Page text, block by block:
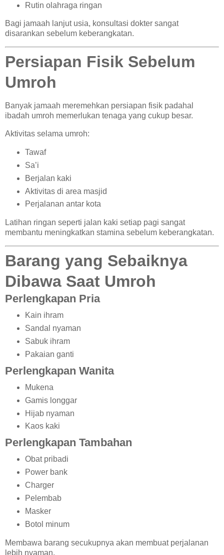
Rutin olahraga ringan
Bagi jamaah lanjut usia, konsultasi dokter sangat
disarankan sebelum keberangkatan.
Persiapan Fisik Sebelum
Umroh
Banyak jamaah meremehkan persiapan fisik padahal
ibadah umroh memerlukan tenaga yang cukup besar.
Aktivitas selama umroh:
Tawaf
Sa’i
Berjalan kaki
Aktivitas di area masjid
Perjalanan antar kota
Latihan ringan seperti jalan kaki setiap pagi sangat
membantu meningkatkan stamina sebelum keberangkatan.
Barang yang Sebaiknya
Dibawa Saat Umroh
Perlengkapan Pria
Kain ihram
Sandal nyaman
Sabuk ihram
Pakaian ganti
Perlengkapan Wanita
Mukena
Gamis longgar
Hijab nyaman
Kaos kaki
Perlengkapan Tambahan
Obat pribadi
Power bank
Charger
Pelembab
Masker
Botol minum
Membawa barang secukupnya akan membuat perjalanan
lebih nyaman.